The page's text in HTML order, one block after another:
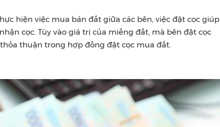
hiện việc mua bán đất giữa các bên, việc đặt cọc giúp
cọc. Tùy vào giá trị của miếng đất, mà bên đặt cọc
thuận trong hợp đồng đặt cọc mua đất.